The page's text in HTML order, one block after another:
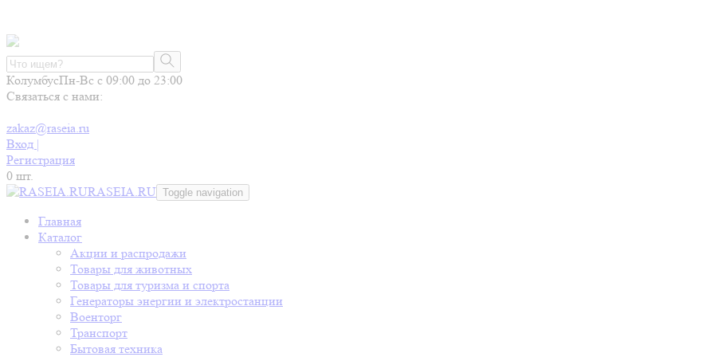
КолумбусПн-Вс с 09:00 до 23:00
Связаться с нами:
zakaz@raseia.ru
Вход |
Регистрация
0 шт.
RASEIA.RU Toggle navigation
Главная
Каталог
Акции и распродажи
Товары для животных
Товары для туризма и спорта
Генераторы энергии и электростанции
Военторг
Транспорт
Бытовая техника